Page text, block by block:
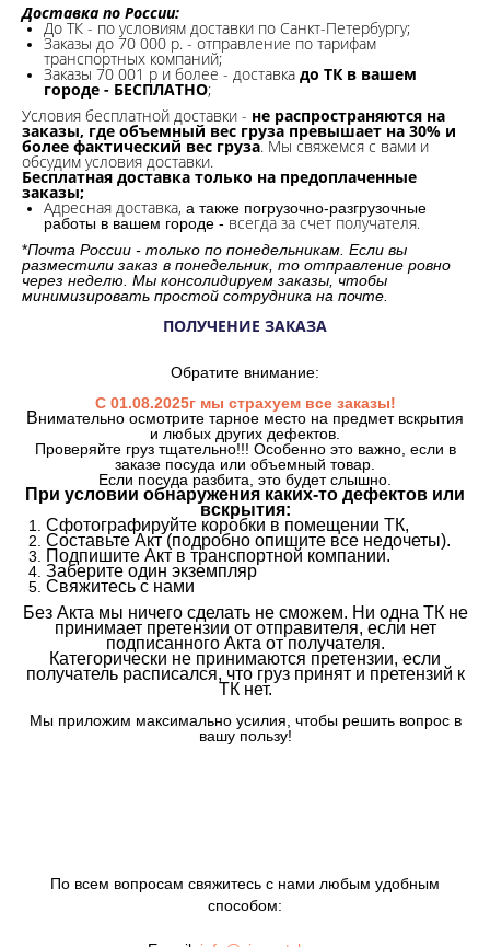
Доставка по России:
До ТК - по условиям доставки по Санкт-Петербургу;
Заказы до 70 000 р. - отправление по тарифам
транспортных компаний;
Заказы 70 001 р и более - доставка до ТК в вашем
городе - БЕСПЛАТНО;
Условия бесплатной доставки - не распространяются на
заказы, где объемный вес груза превышает на 30% и
более фактический вес груза. Мы свяжемся с вами и
обсудим условия доставки.
Бесплатная доставка только на предоплаченные
заказы;
Адресная доставка, а также погрузочно-разгрузочные
работы в вашем городе - всегда за счет получателя.
*Почта России - только по понедельникам. Если вы
разместили заказ в понедельник, то отправление ровно
через неделю. Мы консолидируем заказы, чтобы
минимизировать простой сотрудника на почте.
ПОЛУЧЕНИЕ ЗАКАЗА
Обратите внимание:
С 01.08.2025г мы страхуем все заказы!
Внимательно осмотрите тарное место на предмет вскрытия
и любых других дефектов.
Проверяйте груз тщательно!!! Особенно это важно, если в
заказе посуда или объемный товар.
Если посуда разбита, это будет слышно.
При условии обнаружения каких-то дефектов или
вскрытия:
Сфотографируйте коробки в помещении ТК,
Составьте Акт (подробно опишите все недочеты).
Подпишите Акт в транспортной компании.
Заберите один экземпляр
Свяжитесь с нами
Без Акта мы ничего сделать не сможем. Ни одна ТК не
принимает претензии от отправителя, если нет
подписанного Акта от получателя.
Категорически не принимаются претензии, если
получатель расписался, что груз принят и претензий к
ТК нет.
Мы приложим максимально усилия, чтобы решить вопрос в
вашу пользу!
По всем вопросам свяжитесь с нами любым удобным
способом: